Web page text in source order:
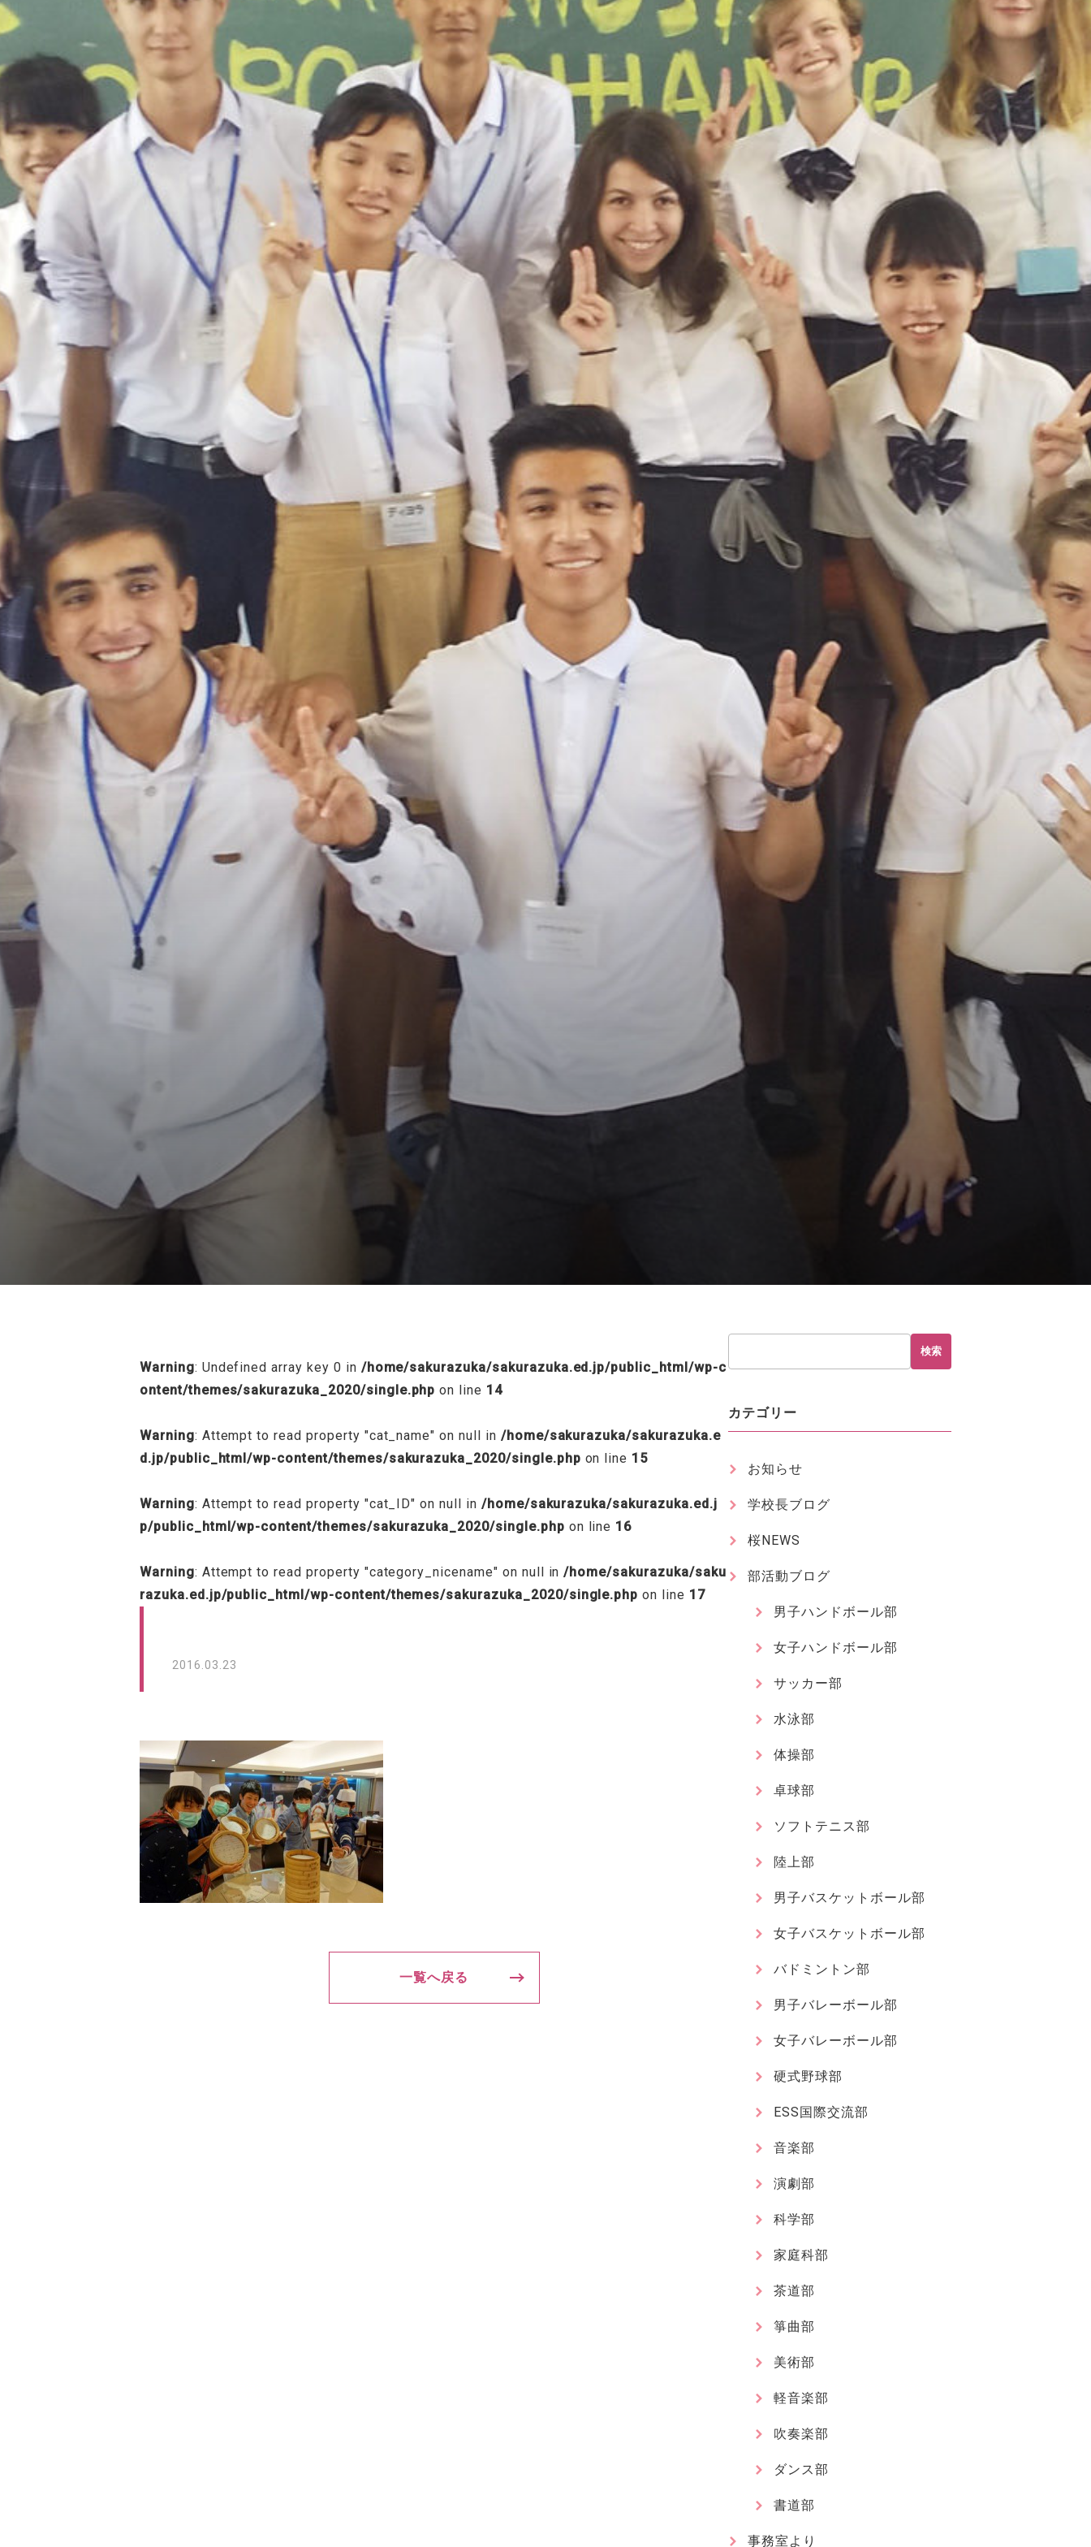
Warning : Undefined array key 0 in /home/sakurazuka/sakurazuka.ed.jp/public_html/wp-content/themes/sakurazuka_2020/header.php
229 Warning : Attempt to read property "cat_name" on null in
/home/sakurazuka/sakurazuka.ed.jp/public_html/wp-content/themes/sakurazuka_2020/header.php
Warning: Undefined array key 0 in /home/sakurazuka/sakurazuka.ed.jp/public_html/wp-c
ontent/themes/sakurazuka_2020/single.php on line 14
Warning: Attempt to read property "cat_name" on null in /home/sakurazuka/sakurazuka.e
d.jp/public_html/wp-content/themes/sakurazuka_2020/single.php on line 15
Warning: Attempt to read property "cat_ID" on null in /home/sakurazuka/sakurazuka.ed.j
p/public_html/wp-content/themes/sakurazuka_2020/single.php on line 16
Warning: Attempt to read property "category_nicename" on null in/home/sakurazuka/saku
razuka.ed.jp/public_html/wp-content/themes/sakurazuka_2020/single.php on line 17
2016.03.23
一覧へ戻る
検索
カテゴリー
お知らせ
学校長ブログ
桜NEWS
部活動ブログ
男子ハンドボール部
女子ハンドボール部
サッカー部
水泳部
体操部
卓球部
ソフトテニス部
陸上部
男子バスケットボール部
女子バスケットボール部
バドミントン部
男子バレーボール部
女子バレーボール部
硬式野球部
ESS国際交流部
音楽部
演劇部
科学部
家庭科部
茶道部
箏曲部
美術部
軽音楽部
吹奏楽部
ダンス部
書道部
事務室より